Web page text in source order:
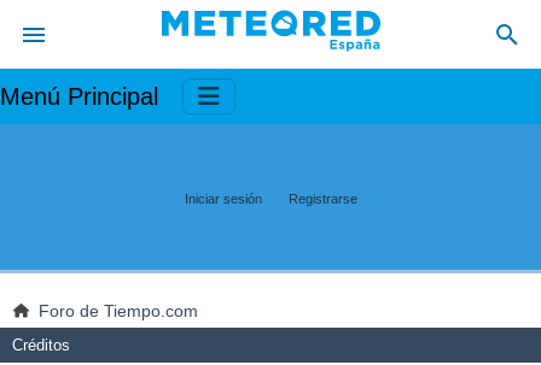
Menú Principal
Iniciar sesión Registrarse
Foro de Tiempo.com
Créditos